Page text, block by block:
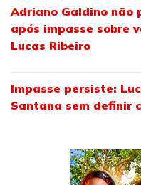
Adriano Galdino não
após impasse sobre
Lucas Ribeiro
Impasse persiste:
Santana sem definir